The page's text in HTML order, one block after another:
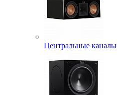
Центральные каналы